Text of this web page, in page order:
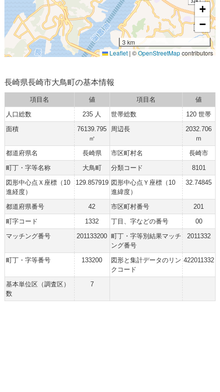
+
−
3 km
Leaflet | ©OpenStreetMapcontributors
長崎県長崎市大鳥町の基本情報
項目名 値 項目名
値
人口総数
235 人 世帯総数
120 世帯
面積
76139.795
㎡
周辺長
2032.706
ｍ
都道府県名
長崎県 市区町村名
長崎市
町丁・字等名称
大鳥町 分類コード
8101
図形中心点Ｘ座標（10
進経度）
129.857919 図形中心点Ｙ座標（10
進緯度）
32.74845
都道府県番号 42 市区町村番号
201
町字コード
1332 丁目、字などの番号
00
マッチング番号
201133200 町丁・字等別結果マッチ
ング番号
2011332
町丁・字等番号 133200
図形と集計データのリン
クコード
422011332
基本単位区（調査区）
数
7